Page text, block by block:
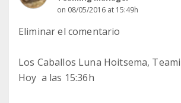
on 08/05/2016 at 15:49h
Eliminar el comentario
Los Caballos Luna Hoitsema,
Hoy a las 15:36h